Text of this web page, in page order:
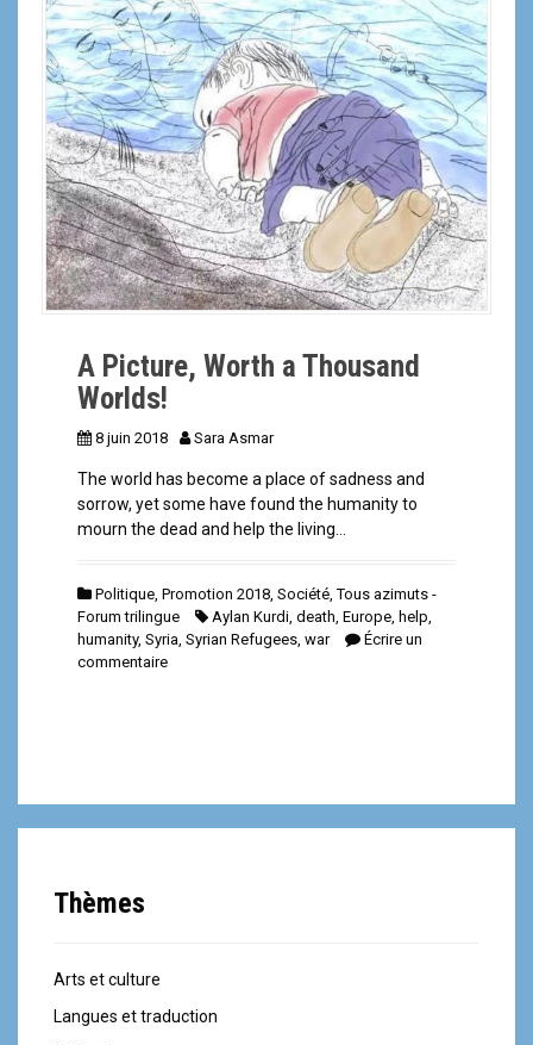
A Picture, Worth a Thousand
Worlds!
8 juin 2018 Sara Asmar
The world has become a place of sadness and
sorrow, yet some have found the humanity to
mourn the dead and help the living…
Politique Promotion 2018 Société ,Tous azimuts -
Forum trilingue
Aylan Kurdi death Europe help
humanity, Syria Syrian Refugees war
Écrire un
commentaire
Thèmes
Arts et culture
Langues et traduction